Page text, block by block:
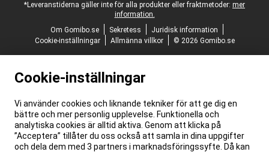
*Leveranstiderna gäller inte för alla produkter eller fraktmetoder: mer
information.
Om Gomibo.se
Sekretess
Juridisk information
Cookie-inställningar
Allmänna villkor © 2026 Gomibo.se
Cookie-inställningar
Vi använder cookies och liknande tekniker för att ge dig en
bättre och mer personlig upplevelse. Funktionella och
analytiska cookies är alltid aktiva. Genom att klicka på
”Acceptera” tillåter du oss också att samla in dina uppgifter
och dela dem med 3 partners i marknadsföringssyfte. Då kan